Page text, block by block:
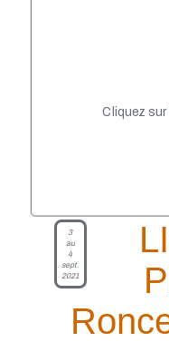
LISA 2001
LISA 2000
Cliquez sur
3
au
4
sept.
2021